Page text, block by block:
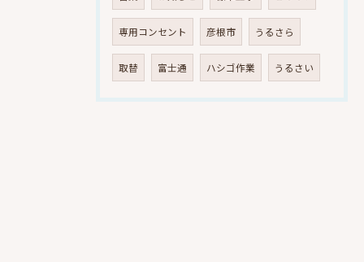
専用コンセント 彦根市 うるさら
取替 富士通 ハシゴ作業 うるさい